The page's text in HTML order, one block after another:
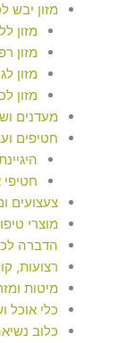
מזון יבש
מזון
מזון
מזון
מזון
מעדנים
חטיפים
חטיפי
צעצועים
מוצרי
הדברה
רצועות,
מיטות
כלי אוכל
כלוב